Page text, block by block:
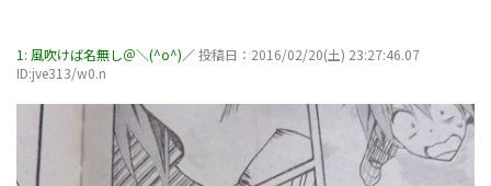
1: 風吹けば名無し＠＼(^o^)／投稿日：2016/02/20(土) 23:27:46.07
ID:jve313/w0.n